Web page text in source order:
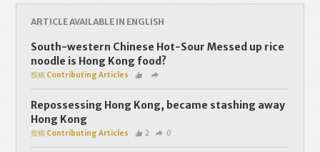
WhatsApp Email Print
將你的個人資料與從商業夥伴或其他公司
取得的資料結合，但不會出租、出售、或
透露你的個人資料予他人或非附屬公司。
個人資料將用於提供更適合你的廣告及網
頁內容、評估與改善我們的服務、聯絡你
或進行不記名的 究調查。所得資料亦只會
用於所述指定用途。除非所作用途為法例
ARTICLE AVAILABLE IN ENGLISH
South-western Chinese Hot-Sour Messed up rice
noodle is Hong Kong food?
投稿 Contributing Articles
Repossessing Hong Kong, became stashing away
Hong Kong
投稿 Contributing Articles 2 0